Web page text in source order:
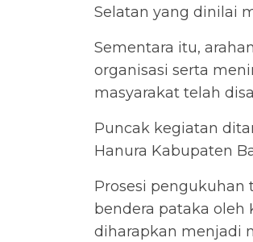
Selatan yang dinilai
Sementara itu,
organisasi serta
masyarakat telah
Puncak kegiatan
Hanura Kabupaten
Prosesi pengukuhan
bendera pataka oleh
diharapkan menjadi